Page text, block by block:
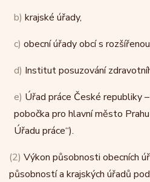
b) krajské úřady,
c) obecní úřady obcí s
d) Institut posuzování
e) Úřad práce České republiky
pobočka pro hlavní město
Úřadu práce“).
(2) Výkon působnosti obecních
působností a krajských úřadů